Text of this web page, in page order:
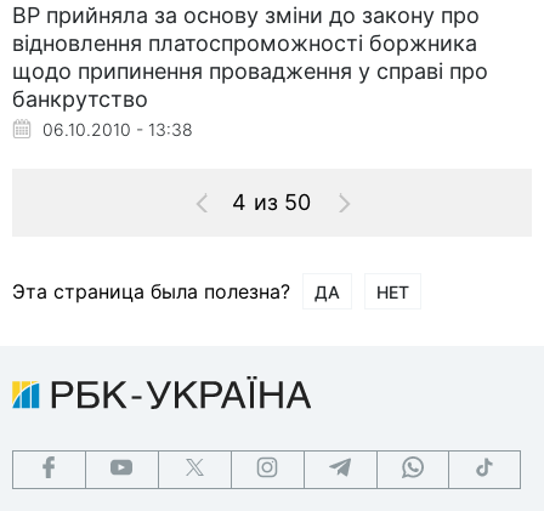
ВР прийняла за основу зміни до закону про
відновлення платоспроможності боржника
щодо припинення провадження у справі про
банкрутство
06.10.2010 - 13:38
4 из 50
Эта страница была полезна? ДА НЕТ